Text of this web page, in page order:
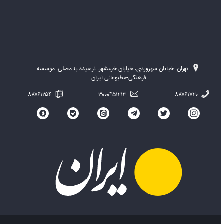
تهران، خیابان سهروردی، خیابان خرمشهر، نرسیده به مصلی، موسسه
فرهنگی-مطبوعاتی ایران